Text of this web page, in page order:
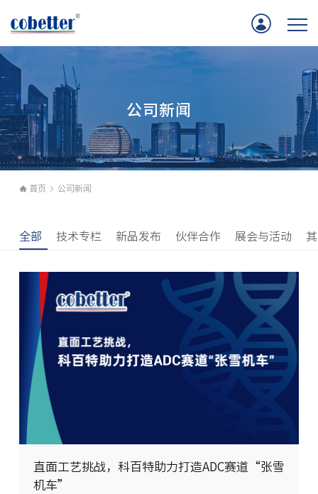
首页
应用
产品
服务支持
联系我们
人才招聘
公司新闻
首页 公司新闻
全部 技术专栏 新品发布 伙伴合作 展会与活动
直面工艺挑战，科百特助力打造ADC赛道“张雪
机车”